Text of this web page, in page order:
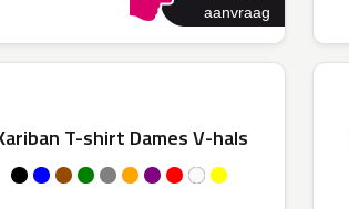
aanvraag
T-shirt Dames V-hals